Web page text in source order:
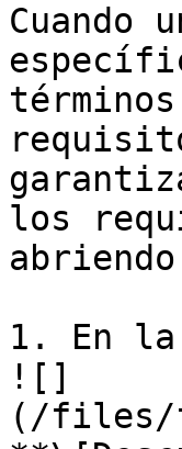
los
1. En la
![]
(/files/